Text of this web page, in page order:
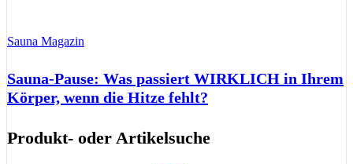
Sauna Magazin
Sauna-Pause: Was passiert WIRKLICH in Ihrem
Körper, wenn die Hitze fehlt?
Produkt- oder Artikelsuche